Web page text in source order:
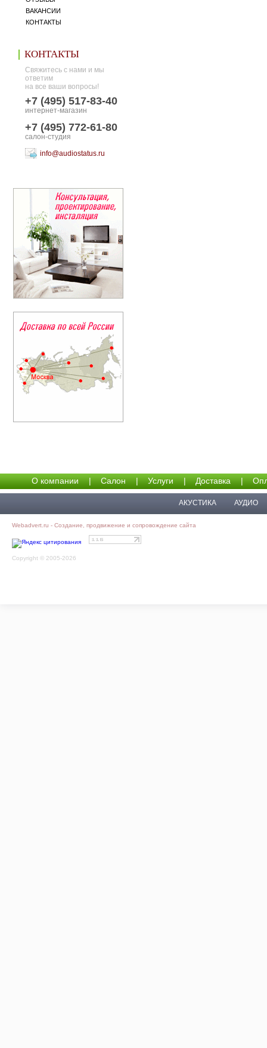
ВАКАНСИИ
КОНТАКТЫ
КОНТАКТЫ
Свяжитесь с нами и мы
ответим
на все ваши вопросы!
+7 (495) 517-83-40
интернет-магазин
+7 (495) 772-61-80
салон-студия
info@audiostatus.ru
О компании | Салон | Услуги | Доставка |
АКУСТИКА АУДИО
Webadvert.ru - Создание, продвижение и сопровождение сайта
Copyright © 2005-2026